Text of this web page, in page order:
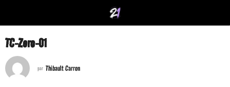
TC-Zero-01
par Thibault Carron